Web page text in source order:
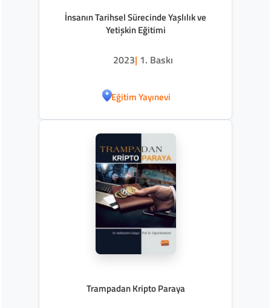
İnsanın Tarihsel Sürecinde Yaşlılık ve
Yetişkin Eğitimi
2023| 1. Baskı
Eğitim Yayınevi
Trampadan Kripto Paraya